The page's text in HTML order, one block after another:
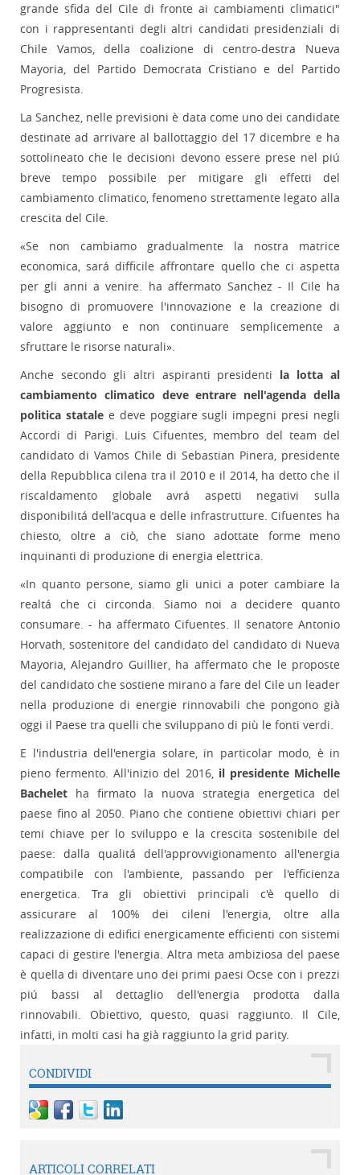
grande sfida del Cile di fronte ai cambiamenti climatici"
con i rappresentanti degli altri candidati presidenziali di
Chile Vamos, della coalizione di centro-destra Nueva
Mayoria, del Partido Democrata Cristiano e del Partido
Progresista.
La Sanchez, nelle previsioni è data come uno dei candidate
destinate ad arrivare al ballottaggio del 17 dicembre e ha
sottolineato che le decisioni devono essere prese nel piú
breve tempo possibile per mitigare gli effetti del
cambiamento climatico, fenomeno strettamente legato alla
crescita del Cile.
«Se non cambiamo gradualmente la nostra matrice
economica, sará difficile affrontare quello che ci aspetta
per gli anni a venire. ha affermato Sanchez - Il Cile ha
bisogno di promuovere l'innovazione e la creazione di
valore aggiunto e non continuare semplicemente a
sfruttare le risorse naturali».
Anche secondo gli altri aspiranti presidenti la lotta al
cambiamento climatico deve entrare nell'agenda della
politica statalee deve poggiare sugli impegni presi negli
Accordi di Parigi. Luis Cifuentes, membro del team del
candidato di Vamos Chile di Sebastian Pinera, presidente
della Repubblica cilena tra il 2010 e il 2014, ha detto che il
riscaldamento globale avrá aspetti negativi sulla
disponibilitá dell'acqua e delle infrastrutture. Cifuentes ha
chiesto, oltre a ciò, che siano adottate forme meno
inquinanti di produzione di energia elettrica.
«In quanto persone, siamo gli unici a poter cambiare la
realtá che ci circonda. Siamo noi a decidere quanto
consumare. - ha affermato Cifuentes. Il senatore Antonio
Horvath, sostenitore del candidato del candidato di Nueva
Mayoria, Alejandro Guillier, ha affermato che le proposte
del candidato che sostiene mirano a fare del Cile un leader
nella produzione di energie rinnovabili che pongono già
oggi il Paese tra quelli che sviluppano di più le fonti verdi.
E l'industria dell'energia solare, in particolar modo, è in
pieno fermento. All'inizio del 2016, il presidente Michelle
Bachelet ha firmato la nuova strategia energetica del
paese fino al 2050. Piano che contiene obiettivi chiari per
temi chiave per lo sviluppo e la crescita sostenibile del
paese: dalla qualitá dell'approvvigionamento all'energia
compatibile con l'ambiente, passando per l'efficienza
energetica. Tra gli obiettivi principali c'è quello di
assicurare al 100% dei cileni l'energia, oltre alla
realizzazione di edifici energicamente efficienti con sistemi
capaci di gestire l'energia. Altra meta ambiziosa del paese
è quella di diventare uno dei primi paesi Ocse con i prezzi
piú bassi al dettaglio dell'energia prodotta dalla
rinnovabili. Obiettivo, questo, quasi raggiunto. Il Cile,
infatti, in molti casi ha già raggiunto la grid parity.
CONDIVIDI
ARTICOLI CORRELATI